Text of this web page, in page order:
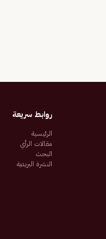
روابط سريعة
الرئيسية
مقالات الرأي
البحث
النشرة البريدية